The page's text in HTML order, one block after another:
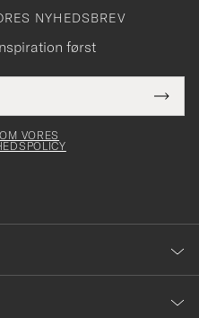
NYHEDSBREV
først
VORES